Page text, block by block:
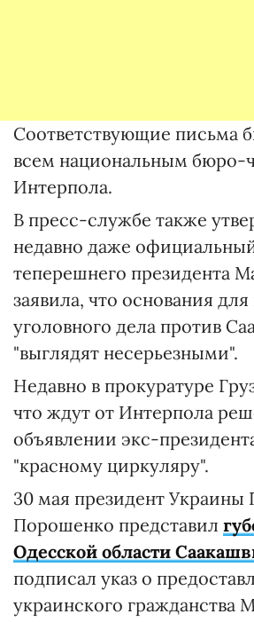
Соответствующие письма
всем национальным бюро-
Интерпола.
В пресс-службе также
недавно даже
теперешнего президента
заявила, что основания
уголовного дела против
"выглядят несерьезными".
Недавно в прокуратуре
что ждут от Интерпола
объявлении экс-
"красному циркуляру".
30 мая президент Украины
Порошенко представил
Одесской области
подписал указ о
украинского гражданства